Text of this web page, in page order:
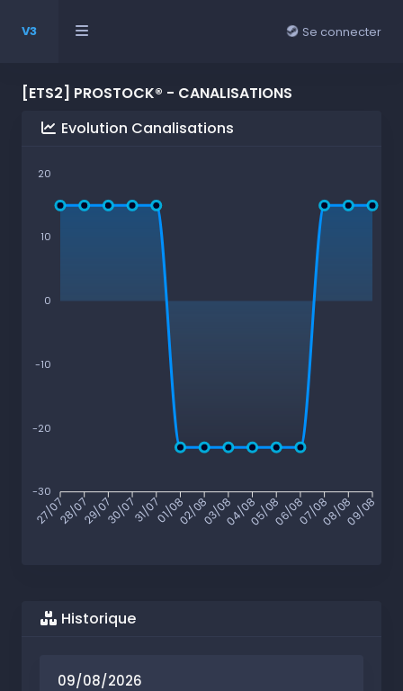
V3 Se connecter
[ETS2] PROSTOCK® - CANALISATIONS
Evolution Canalisations
20
10
0
-10
-20
-30
27/0728/0729/0730/0731/0701/0802/0803/0804/0805/0806/0807/0808/0809/08
Historique
09/08/2026